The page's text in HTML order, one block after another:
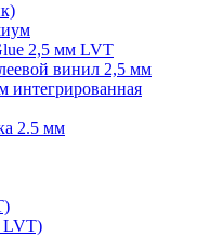
2,5 мм LVT
винил 2,5 мм
2.5 мм
LVT)